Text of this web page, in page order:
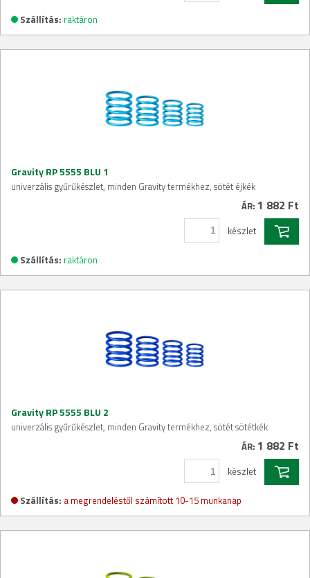
Szállítás: raktáron
Gravity RP 5555 BLU 1
univerzális gyűrűkészlet, minden Gravity termékhez, sötét éjkék
ÁR: 1 882 Ft
készlet
Szállítás: raktáron
Gravity RP 5555 BLU 2
univerzális gyűrűkészlet, minden Gravity termékhez, sötét sötétkék
ÁR: 1 882 Ft
készlet
Szállítás: a megrendeléstől számított 10-15 munkanap